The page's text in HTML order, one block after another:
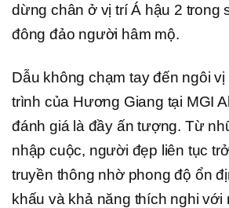
dừng chân ở vị trí Á hậu 2 trong
đông đảo người hâm mộ.
Dẫu không chạm tay đến ngôi
trình của Hương Giang tại MGI
đánh giá là đầy ấn tượng. Từ
nhập cuộc, người đẹp liên tục
truyền thông nhờ phong độ ổn
khấu và khả năng thích nghi với